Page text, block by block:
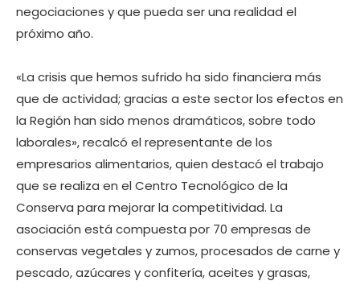
negociaciones y que pueda ser una realidad el
próximo año.
«La crisis que hemos sufrido ha sido financiera más
que de actividad; gracias a este sector los efectos en
la Región han sido menos dramáticos, sobre todo
laborales», recalcó el representante de los
empresarios alimentarios, quien destacó el trabajo
que se realiza en el Centro Tecnológico de la
Conserva para mejorar la competitividad. La
asociación está compuesta por 70 empresas de
conservas vegetales y zumos, procesados de carne y
pescado, azúcares y confitería, aceites y grasas,